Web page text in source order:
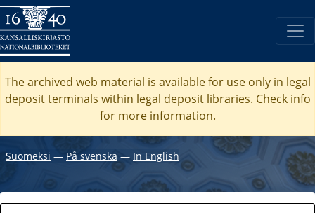
The archived web material is available for use only in legal
deposit terminals within legal deposit libraries. Check info
for more information.
Suomeksi ― På svenska ― In English